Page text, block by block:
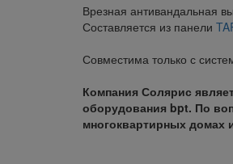
Врезная антивандальная
Составляется из панели
Совместима только с
Компания Солярис
оборудования bpt. По
многоквартирных домах